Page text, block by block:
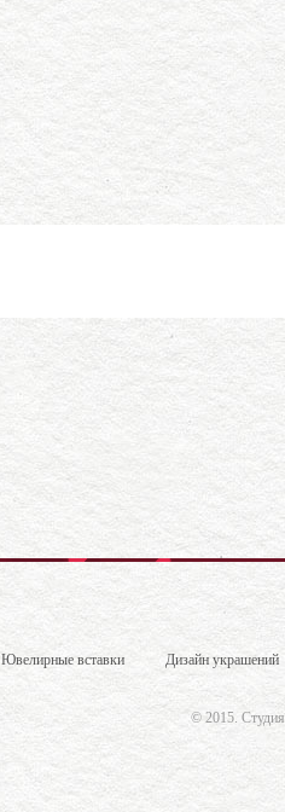
Ювелирные вставки Дизайн украшений
© 2015.